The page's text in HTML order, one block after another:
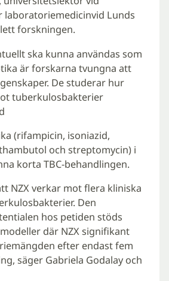
Lunds
forskningen.
ska kunna användas som
är forskarna tvungna att
De studerar hur
tuberkulosbakterier
(rifampicin, isoniazid,
och streptomycin) i
korta TBC-behandlingen.
NZX verkar mot flera kliniska
Den
hos petiden stöds
där NZX signifikant
efter endast fem
säger Gabriela Godalay och